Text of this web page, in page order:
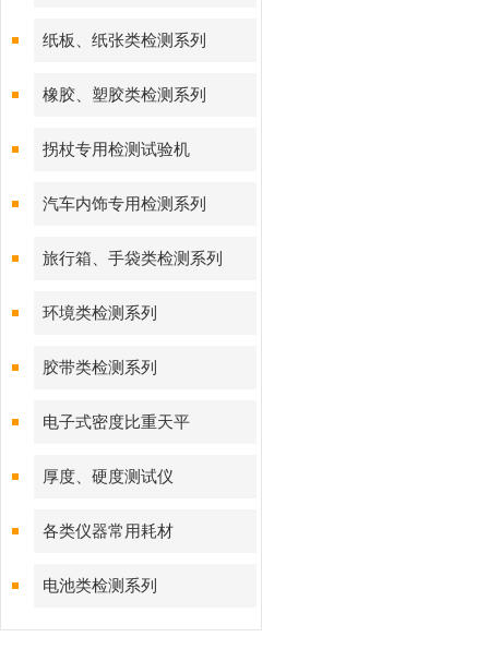
纸板、纸张类检测系列
橡胶、塑胶类检测系列
拐杖专用检测试验机
汽车内饰专用检测系列
旅行箱、手袋类检测系列
环境类检测系列
胶带类检测系列
电子式密度比重天平
厚度、硬度测试仪
各类仪器常用耗材
电池类检测系列